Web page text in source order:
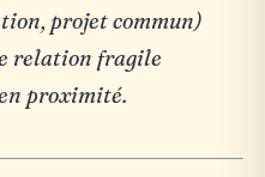
projet commun)
relation fragile
proximité.